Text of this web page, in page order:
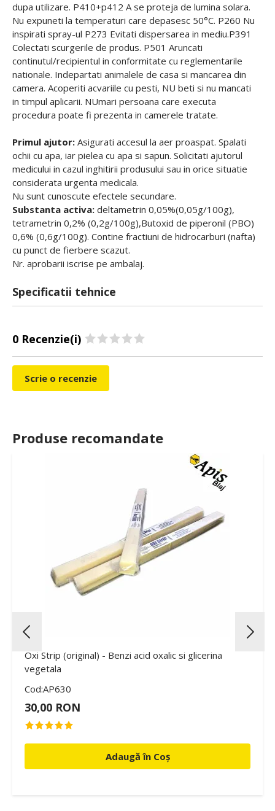
dupa utilizare. P410+p412 A se proteja de lumina solara.
Nu expuneti la temperaturi care depasesc 50°C. P260 Nu
inspirati spray-ul P273 Evitati dispersarea in mediu.P391
Colectati scurgerile de produs. P501 Aruncati
continutul/recipientul in conformitate cu reglementarile
nationale. Indepartati animalele de casa si mancarea din
camera. Acoperiti acvariile cu pesti, NU beti si nu mancati
in timpul aplicarii. NUmari persoana care executa
procedura poate fi prezenta in camerele tratate.
Primul ajutor: Asigurati accesul la aer proaspat. Spalati
ochii cu apa, iar pielea cu apa si sapun. Solicitati ajutorul
medicului in cazul inghitirii produsului sau in orice situatie
considerata urgenta medicala.
Nu sunt cunoscute efectele secundare.
Substanta activa: deltametrin 0,05%(0,05g/100g),
tetrametrin 0,2% (0,2g/100g),Butoxid de piperonil (PBO)
0,6% (0,6g/100g). Contine fractiuni de hidrocarburi (nafta)
cu punct de fierbere scazut.
Nr. aprobarii iscrise pe ambalaj.
Specificatii tehnice
0 Recenzie(i)
Scrie o recenzie
Produse recomandate
Oxi Strip (original) - Benzi acid oxalic si glicerina
vegetala
Cod:AP630
30,00 RON
Adaugă în Coș